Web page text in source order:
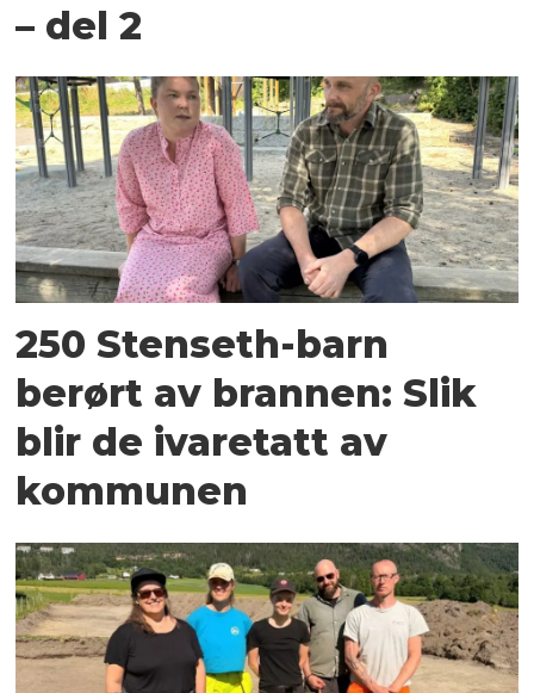
– del 2
250 Stenseth-barn
berørt av brannen: Slik
blir de ivaretatt av
kommunen